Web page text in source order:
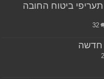
2019 – תעריפי ביטוח החובה
32
חדשה